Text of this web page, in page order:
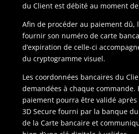
du Client est débité au moment de
Afin de procéder au paiement dû,
fournir son numéro de carte
d’expiration de celle-ci
du cryptogramme visuel.
Les coordonnées bancaires du
demandées à chaque commande.
paiement pourra être validé après
3D Secure fourni par la banque
de la Carte bancaire et